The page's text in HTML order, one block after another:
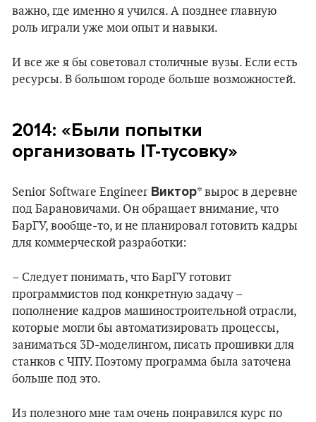
важно, где именно я учился. А позднее главную
роль играли уже мои опыт и навыки.
И все же я бы советовал столичные вузы. Если есть
ресурсы. В большом городе больше возможностей.
2014: «Были попытки
организовать IT-тусовку»
Senior Software Engineer Виктор* вырос в деревне
под Барановичами. Он обращает внимание, что
БарГУ, вообще-то, и не планировал готовить кадры
для коммерческой разработки:
– Следует понимать, что БарГУ готовит
программистов под конкретную задачу –
пополнение кадров машиностроительной отрасли,
которые могли бы автоматизировать процессы,
заниматься 3D-моделингом, писать прошивки для
станков с ЧПУ. Поэтому программа была заточена
больше под это.
Из полезного мне там очень понравился курс по